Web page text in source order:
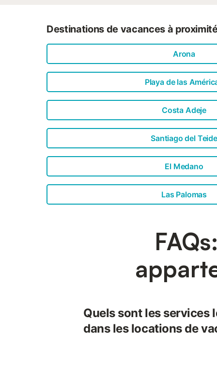
Destinations de vacances à
Arona
Playa de las
Costa Adeje
Santiago del Teide
El Medano
Las Palomas
Quels sont les services
dans les locations de